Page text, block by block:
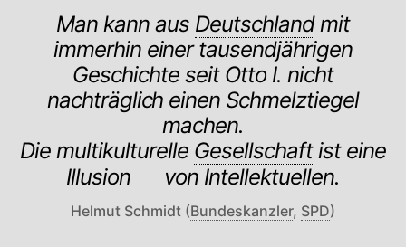
Man kann aus Deutschlandmit
immerhin einer tausendjährigen
Geschichte seit Otto I. nicht
nachträglich einen Schmelztiegel
machen.
Die multikulturelle Gesellschaftist eine
Illusion
von Intellektuellen.
Helmut Schmidt (Bundeskanzler, SPD)